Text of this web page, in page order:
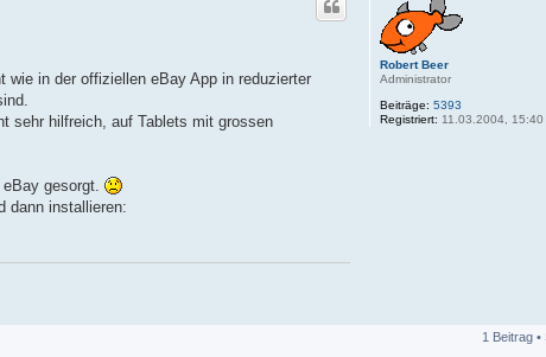
Robert Beer
Administrator
Beiträge: 5393
Registriert: 11.03.2004, 15:40
in der offiziellen eBay App in reduzierter
sehr hilfreich, auf Tablets mit grossen
gesorgt.
dann installieren:
1 Beitrag •